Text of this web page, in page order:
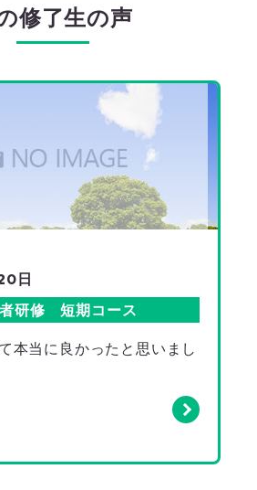
修了生の声
日
研修 短期コース
本当に良かったと思いまし